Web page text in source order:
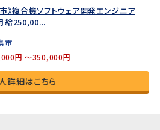
》複合機ソフトウェア開発エンジニア
給250,00...
市
円 ～350,000円
詳細はこちら